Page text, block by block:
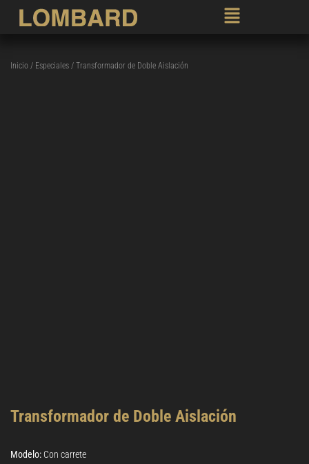
Inicio / Especiales / Transformador de Doble Aislación
Transformador de Doble Aislación
Modelo: Con carrete